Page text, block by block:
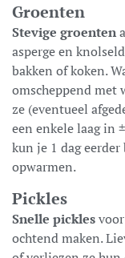
Groenten
Stevige groenten
asperge en
bakken of koken.
omscheppend met
ze (eventueel
een enkele laag in
kun je 1 dag
opwarmen.
Pickles
Snelle pickles
ochtend maken.